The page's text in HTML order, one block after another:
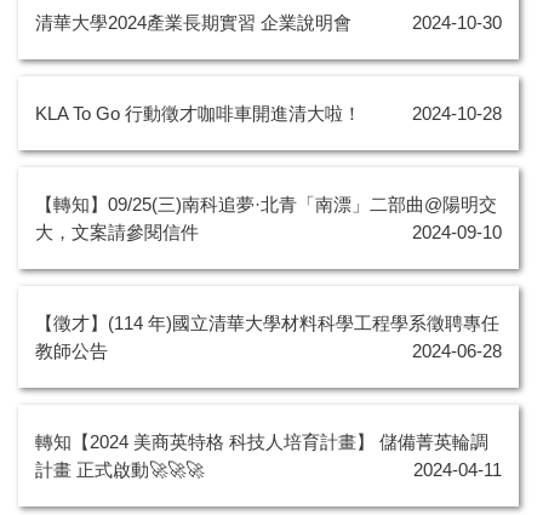
清華大學2024產業長期實習 企業說明會 2024-10-30
KLA To Go 行動徵才咖啡車開進清大啦！ 2024-10-28
【轉知】09/25(三)南科追夢·北青「南漂」二部曲@陽明交
大，文案請參閱信件
2024-09-10
【徵才】(114 年)國立清華大學材料科學工程學系徵聘專任
教師公告
2024-06-28
轉知【2024 美商英特格 科技人培育計畫】 儲備菁英輪調
計畫 正式啟動🚀🚀🚀
2024-04-11